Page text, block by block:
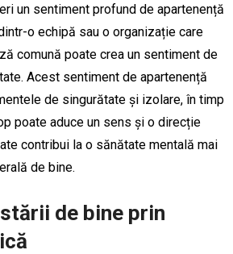
un sentiment profund de apartenență
o echipă sau o organizație care
comună poate crea un sentiment de
Acest sentiment de apartenență
de singurătate și izolare, în timp
poate aduce un sens și o direcție
contribui la o sănătate mentală mai
de bine.
de bine prin